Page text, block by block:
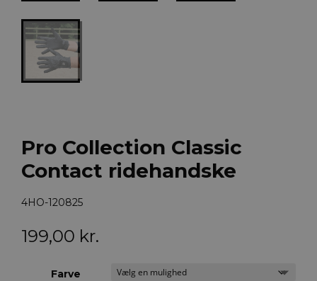
Pro Collection Classic
Contact ridehandske
4HO-120825
199,00 kr.
Farve